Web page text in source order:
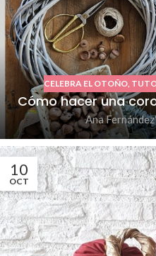
CELEBRA EL OTOÑO,
Cómo hacer una
Ana Fernández
10
OCT